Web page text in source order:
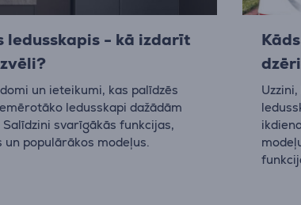
ledusskapis - kā izdarīt
un ieteikumi, kas palīdzēs
ledusskapi dažādām
svarīgākās funkcijas,
un populārākos modeļus.